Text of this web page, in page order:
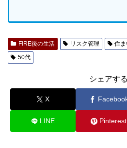
FIRE後の生活 リスク管理 住
50代
シェアする
X
LINE Pinterest